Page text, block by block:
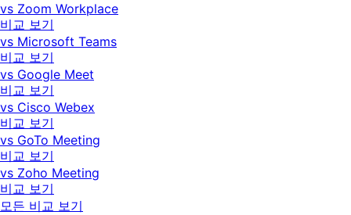
vs Zoom Workplace
비교 보기
vs Microsoft Teams
비교 보기
vs Google Meet
비교 보기
vs Cisco Webex
비교 보기
vs GoTo Meeting
비교 보기
vs Zoho Meeting
비교 보기
모든 비교 보기